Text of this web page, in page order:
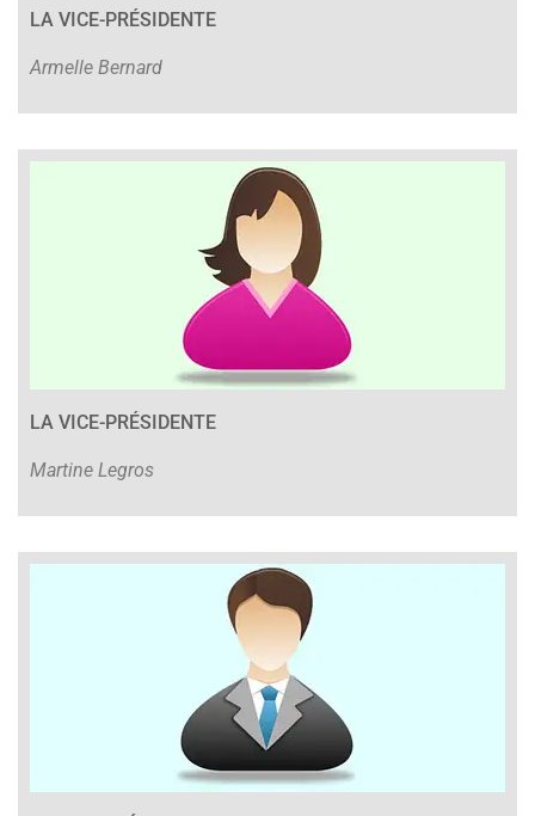
LA VICE-PRÉSIDENTE
Armelle Bernard
LA VICE-PRÉSIDENTE
Martine Legros